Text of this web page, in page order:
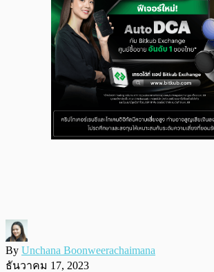
By Unchana Boonweerachaimana
ธันวาคม 17, 2023